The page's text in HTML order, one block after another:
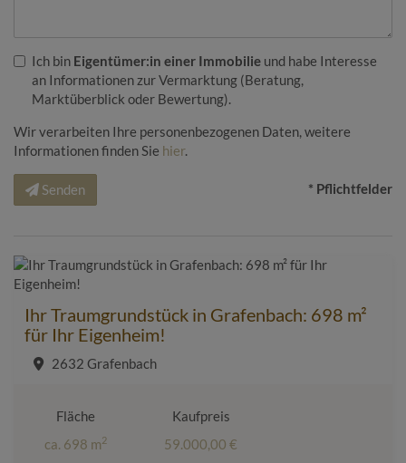
Ich bin Eigentümer:in einer Immobilie und habe Interesse
an Informationen zur Vermarktung (Beratung,
Marktüberblick oder Bewertung).
Wir verarbeiten Ihre personenbezogenen Daten, weitere
Informationen finden Sie hier.
Senden * Pflichtfelder
Ihr Traumgrundstück in Grafenbach: 698 m²
für Ihr Eigenheim!
2632 Grafenbach
Fläche
ca. 698 m2
Kaufpreis
59.000,00 €